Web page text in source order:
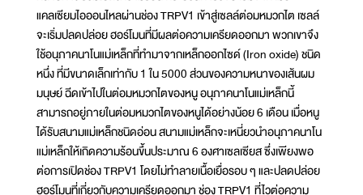
แคลเซียมไอออนไหลผ่านช่อง TRPV1 เข้าสู่เซลล์ต่อมหมวกไต เซลล์
จะเริ่มปลดปล่อย ฮอร์โมนที่มีผลต่อความเครียดออกมา พวกเขาจึง
ใช้อนุภาคนาโนแม่เหล็กที่ทำมาจากเหล็กออกไซด์ (Iron oxide) ชนิด
หนึ่ง ที่มีขนาดเล็กเท่ากับ 1 ใน 5000 ส่วนของความหนาของเส้นผม
มนุษย์ ฉีดเข้าไปในต่อมหมวกไตของหนู อนุภาคนาโนแม่เหล็กนี้
สามารถอยู่ภายในต่อมหมวกไตของหนูได้อย่างน้อย 6 เดือน เมื่อหนู
ได้รับสนามแม่เหล็กชนิดอ่อน สนามแม่เหล็กจะเหนี่ยวนำอนุภาคนาโน
แม่เหล็กให้เกิดความร้อนขึ้นประมาณ 6 องศาเซลเซียส ซึ่งเพียงพอ
ต่อการเปิดช่อง TRPV1 โดยไม่ทำลายเนื้อเยื่อรอบ ๆ และปลดปล่อย
ฮอร์โมนที่เกี่ยวกับความเครียดออกมา ช่อง TRPV1 ที่ไวต่อความ